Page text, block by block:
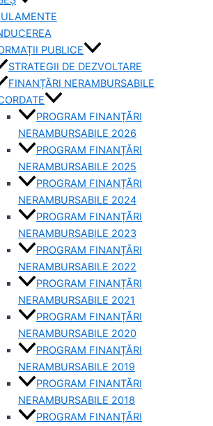
PUBLICE
STRATEGII DE DEZVOLTARE
FINANȚĂRI NERAMBURSABILE
PROGRAM FINANȚĂRI
NERAMBURSABILE 2026
PROGRAM FINANȚĂRI
NERAMBURSABILE 2025
PROGRAM FINANȚĂRI
NERAMBURSABILE 2024
PROGRAM FINANȚĂRI
NERAMBURSABILE 2023
PROGRAM FINANȚĂRI
NERAMBURSABILE 2022
PROGRAM FINANȚĂRI
NERAMBURSABILE 2021
PROGRAM FINANȚĂRI
NERAMBURSABILE 2020
PROGRAM FINANȚĂRI
NERAMBURSABILE 2019
PROGRAM FINANTĂRI
NERAMBURSABILE 2018
PROGRAM FINANȚĂRI